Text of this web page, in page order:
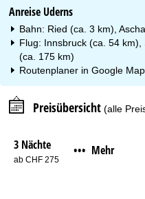
Anreise Uderns
Bahn: Ried (ca. 3 km),
Flug: Innsbruck (ca. 54
(ca. 175 km)
Routenplaner inGoogle
Preisübersicht (alle
3 Nächte
ab CHF 275
••• Mehr